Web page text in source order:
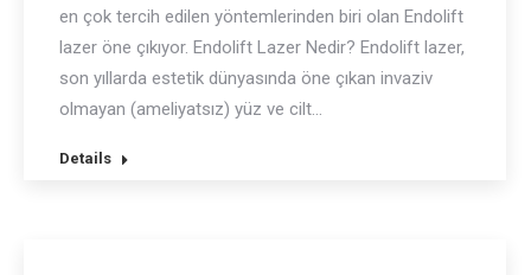
en çok tercih edilen yöntemlerinden biri olan Endolift
lazer öne çıkıyor. Endolift Lazer Nedir? Endolift lazer,
son yıllarda estetik dünyasında öne çıkan invaziv
olmayan (ameliyatsız) yüz ve cilt…
Details